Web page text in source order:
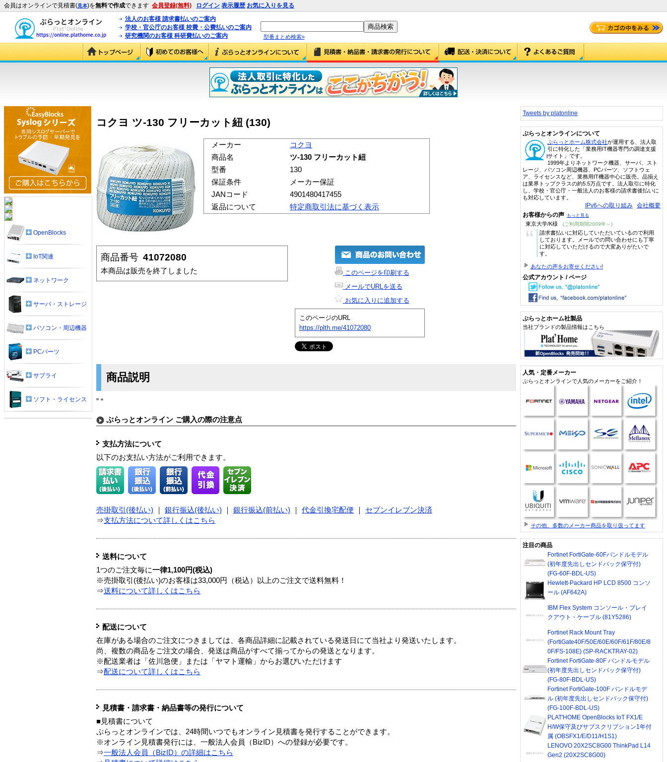
会員はオンラインで見積書(見本)を無料で作成できます 会員登録(無料) ログイン 表示履歴 お気に入りを見る
法人のお客様 請求書払いのご案内
学校・官公庁のお客様 校費・公費払いのご案内
研究機関のお客様 科研費払いのご案内
型番まとめ検索»
コクヨ ツ-130 フリーカット紐 (130)
メーカー
コクヨ
商品名
ツ-130 フリーカット紐
型番
130
保証条件
メーカー保証
JANコード
4901480417455
返品について
特定商取引法に基づく表示
商品番号 41072080
本商品は販売を終了しました
このページを印刷する
メールでURLを送る
お気に入りに追加する
このページのURL
https://plth.me/41072080
商品説明
” “
ぷらっとオンライン ご購入の際の注意点
支払方法について
以下のお支払い方法がご利用できます。
売掛取引(後払い) 銀行振込(後払い) 銀行振込(前払い) 代金引換宅配便
セブンイレブン決済
⇒支払方法について詳しくはこちら
送料について
1つのご注文毎に一律1,100円(税込)
※売掛取引(後払い)のお客様は33,000円（税込）以上のご注文で送料無料！
⇒送料について詳しくはこちら
配送について
在庫がある場合のご注文につきましては、各商品詳細に記載されている発送日にて当社より発送いたします。
尚、複数の商品をご注文の場合、発送は商品がすべて揃ってからの発送となります。
※配送業者は「佐川急便」または「ヤマト運輸」からお選びいただけます
⇒配送について詳しくはこちら
見積書・請求書・納品書等の発行について
■見積書について
ぷらっとオンラインでは、24時間いつでもオンライン見積書を発行することができます。
※オンライン見積書発行には、一般法人会員（BizID）への登録が必要です。
⇒一般法人会員（BizID）の詳細はこちら
OpenBlocks
IoT関連
ネットワーク
サーバ・ストレージ
パソコン・周辺機器
PCパーツ
サプライ
ソフト・ライセンス
Tweets by platonline
ぷらっとオンラインについて
ぷらっとホーム株式会社が運用する、法人取
引に特化した「業務用IT機器専門の調達支援
サイト」です。
1999年よりネットワーク機器、サーバ、スト
レージ、パソコン周辺機器、PCパーツ、ソフトウェ
ア、ライセンスなど、業務用IT機器中心に販売。品揃え
は業界トップクラスの約5.5万点です。法人取引に特化
し、学校・官公庁・一般法人のお客様の請求書後払いに
も対応しています。
IPv6への取り組み 会社概要
お客様からの声 もっと見る
東京大学/K様 (ご利用期間2009年～)
“
請求書払いに対応していただいているので利用
しております。メールでの問い合わせにも丁寧
に対応していただけるので大変ありがたいで
す。
あなたの声をお寄せください!
公式アカウント / ページ
ぷらっとホーム社製品
当社ブランドの製品情報はこちら
人気・定番メーカー
ぷらっとオンラインで人気のメーカーをご紹介！
その他、多数のメーカー商品を取り扱ってます
注目の商品
Fortinet FortiGate-60Fバンドルモデル
(初年度先出しセンドバック保守付)
(FG-60F-BDL-US)
Hewlett-Packard HP LCD 8500 コンソ
ール (AF642A)
IBM Flex System コンソール・ブレイ
クアウト・ケーブル (81Y5286)
Fortinet Rack Mount Tray
(FortiGate40F/50E/60E/60F/61F/80E/8
0F/FS-108E) (SP-RACKTRAY-02)
Fortinet FortiGate-80F バンドルモデル
(初年度先出しセンドバック保守付)
(FG-80F-BDL-US)
Fortinet FortiGate-100F バンドルモデ
ル (初年度先出しセンドバック保守付)
(FG-100F-BDL-US)
PLAT'HOME OpenBlocks IoT FX1/E
H/W保守及びサブスクリプション1年付
属 (OBSFX1/E/D11/H1S1)
LENOVO 20X2SC8G00 ThinkPad L14
Gen2 (20X2SC8G00)